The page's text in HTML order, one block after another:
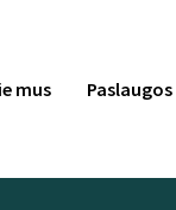
mus Paslaugos